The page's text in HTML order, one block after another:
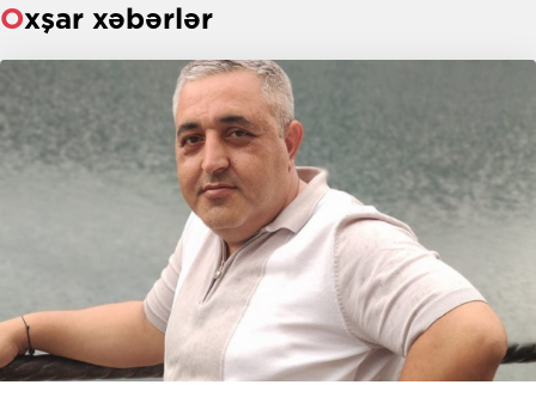
Oxşar xəbərlər